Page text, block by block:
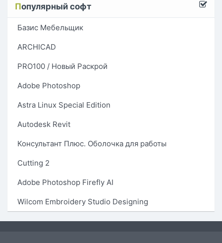
Популярный софт
Базис Мебельщик
ARCHICAD
PRO100 / Новый Раскрой
Adobe Photoshop
Astra Linux Special Edition
Autodesk Revit
Консультант Плюс. Оболочка для работы
Cutting 2
Adobe Photoshop Firefly AI
Wilcom Embroidery Studio Designing